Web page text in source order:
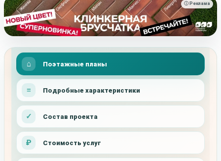
ⓘ Реклама
Поэтажные планы
Подробные характеристики
Состав проекта
Стоимость услуг